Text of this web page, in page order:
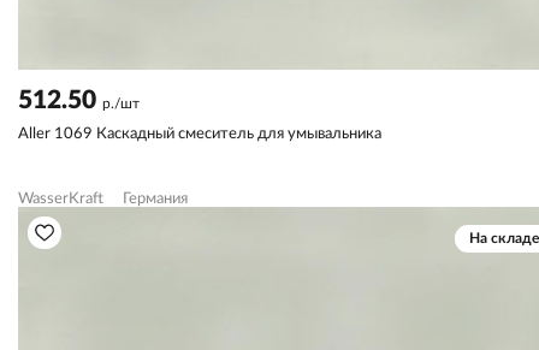
512.50 р./шт
Aller 1069 Каскадный смеситель для умывальника
WasserKraft Германия
На складе